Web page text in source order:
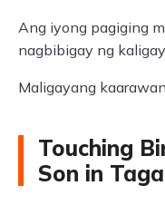
Ang iyong pagiging
nagbibigay ng
Maligayang
Touching
Son in